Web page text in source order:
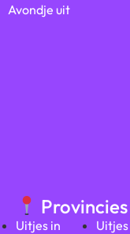
Avondje uit
Provincies
Uitjes in